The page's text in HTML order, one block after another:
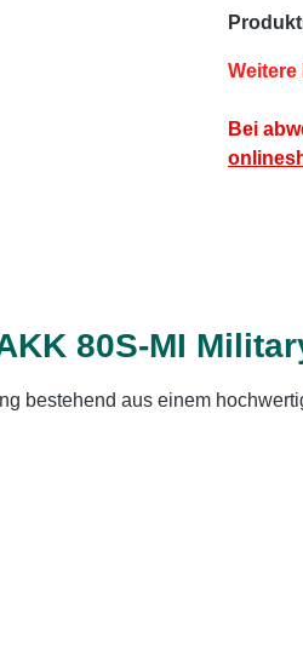
Bei
80S-MI
bestehend aus einem